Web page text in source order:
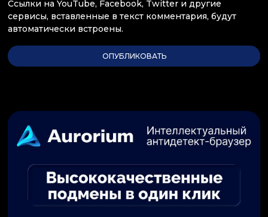
Ссылки на YouTube, Facebook, Twitter и другие
сервисы, вставленные в текст комментария, будут
автоматически встроены.